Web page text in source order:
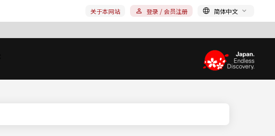
关于本网站 登录 / 会员注册 简体中文